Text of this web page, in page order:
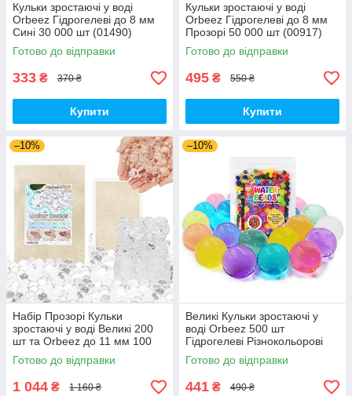
Кульки зростаючі у воді
Orbeez Гідрогелеві до 8 мм
Сині 30 000 шт (01490)
Готово до відправки
333 ₴ 370 ₴
Купити
Кульки зростаючі у воді
Orbeez Гідрогелеві до 8 мм
Прозорі 50 000 шт (00917)
Готово до відправки
495 ₴ 550 ₴
Купити
–10%
Набір Прозорі Кульки
зростаючі у воді Великі 200
шт та Orbeez до 11 мм 100
000 шт (01651)
Готово до відправки
1 044 ₴ 1 160 ₴
–10%
Великі Кульки зростаючі у
воді Orbeez 500 шт
Гідрогелеві Різнокольорові
(00659)
Готово до відправки
441 ₴ 490 ₴